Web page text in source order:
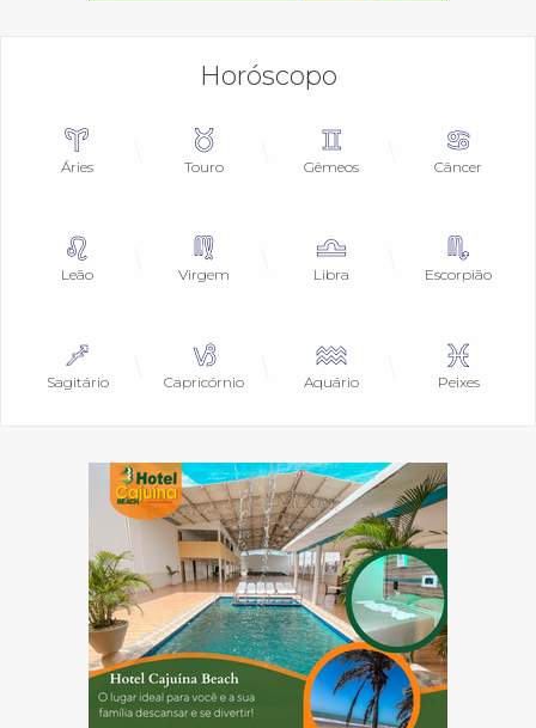
Horóscopo
Áries Touro Gêmeos Câncer
Leão Virgem Libra Escorpião
Sagitário Capricórnio Aquário Peixes